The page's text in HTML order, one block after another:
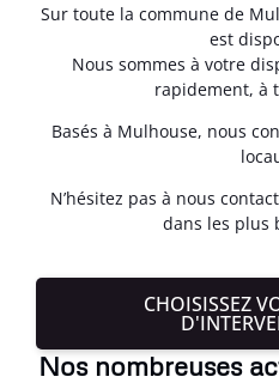
Sur toute la commune de
est
Nous sommes à votre
rapidement, à
Basés à Mulhouse, nous
N’hésitez pas à nous
dans les plus
CHOISISSEZ
Nos nombreuses